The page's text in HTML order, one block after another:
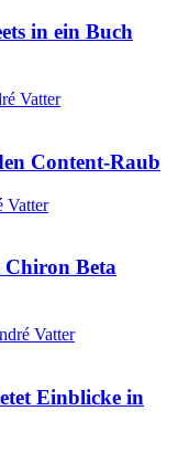
in ein Buch
Vatter
Content-Raub
Vatter
Chiron Beta
Vatter
Einblicke in